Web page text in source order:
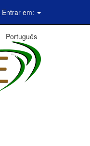
Entrar em:
Português